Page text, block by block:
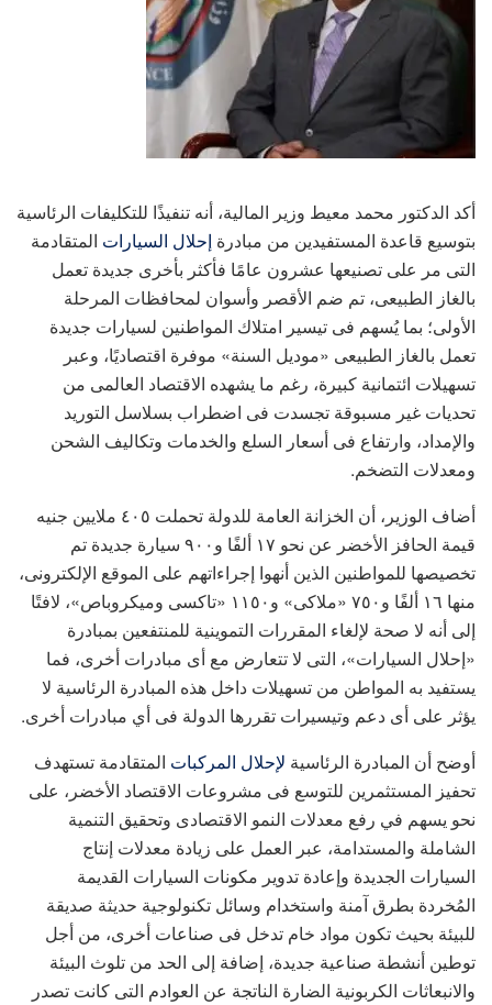
أكد الدكتور محمد معيط وزير المالية، أنه تنفيذًا للتكليفات الرئاسية
بتوسيع قاعدة المستفيدين من مبادرة إحلال السيارات المتقادمة
التى مر على تصنيعها عشرون عامًا فأكثر بأخرى جديدة تعمل
بالغاز الطبيعى، تم ضم الأقصر وأسوان لمحافظات المرحلة
الأولى؛ بما يُسهم فى تيسير امتلاك المواطنين لسيارات جديدة
تعمل بالغاز الطبيعى «موديل السنة» موفرة اقتصاديًا، وعبر
تسهيلات ائتمانية كبيرة، رغم ما يشهده الاقتصاد العالمى من
تحديات غير مسبوقة تجسدت فى اضطراب بسلاسل التوريد
والإمداد، وارتفاع فى أسعار السلع والخدمات وتكاليف الشحن
ومعدلات التضخم.
أضاف الوزير، أن الخزانة العامة للدولة تحملت ٤٠٥ ملايين جنيه
قيمة الحافز الأخضر عن نحو ١٧ ألفًا و٩٠٠ سيارة جديدة تم
تخصيصها للمواطنين الذين أنهوا إجراءاتهم على الموقع الإلكترونى،
منها ١٦ ألفًا و٧٥٠ «ملاكى» و١١٥٠ «تاكسى وميكروباص»، لافتًا
إلى أنه لا صحة لإلغاء المقررات التموينية للمنتفعين بمبادرة
«إحلال السيارات»، التى لا تتعارض مع أى مبادرات أخرى، فما
يستفيد به المواطن من تسهيلات داخل هذه المبادرة الرئاسية لا
يؤثر على أى دعم وتيسيرات تقررها الدولة فى أي مبادرات أخرى.
أوضح أن المبادرة الرئاسية لإحلال المركبات المتقادمة تستهدف
تحفيز المستثمرين للتوسع فى مشروعات الاقتصاد الأخضر، على
نحو يسهم في رفع معدلات النمو الاقتصادى وتحقيق التنمية
الشاملة والمستدامة، عبر العمل على زيادة معدلات إنتاج
السيارات الجديدة وإعادة تدوير مكونات السيارات القديمة
المُخردة بطرق آمنة واستخدام وسائل تكنولوجية حديثة صديقة
للبيئة بحيث تكون مواد خام تدخل فى صناعات أخرى، من أجل
توطين أنشطة صناعية جديدة، إضافة إلى الحد من تلوث البيئة
والانبعاثات الكربونية الضارة الناتجة عن العوادم التى كانت تصدر